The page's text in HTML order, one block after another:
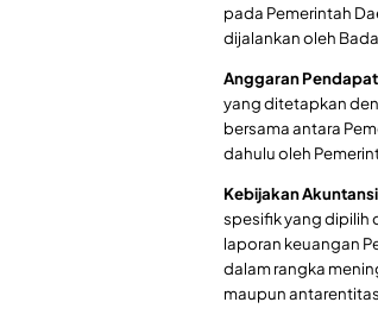
pada Pemerintah
dijalankan oleh
Anggaran
yang ditetapkan
bersama antara
dahulu oleh
Kebijakan
spesifik yang dipilih
laporan keuangan
dalam rangka
maupun